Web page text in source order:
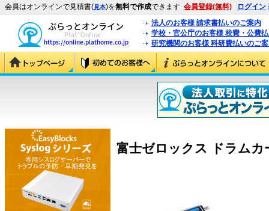
会員はオンラインで見積書(見本)を無料で作成できます 会員登録(無料) ログイン
法人のお客様 請求書払いのご案内
学校・官公庁のお客様 校費・公費
研究機関のお客様 科研費払いのご
富士ゼロックス ドラム